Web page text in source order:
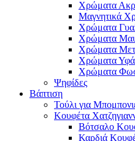
Χρώματα
Μαγνητικά
Χρώματα
Χρώματα
Χρώματα
Χρώματα
Χρώματα
Ψηφίδες
Βάπτιση
Τούλι για
Κουφέτα
Βότσαλο
Καρδιά